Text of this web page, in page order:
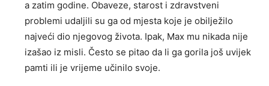
a zatim godine. Obaveze, starost i zdravstveni
problemi udaljili su ga od mjesta koje je obilježilo
najveći dio njegovog života. Ipak, Max mu nikada nije
izašao iz misli. Često se pitao da li ga gorila još uvijek
pamti ili je vrijeme učinilo svoje.